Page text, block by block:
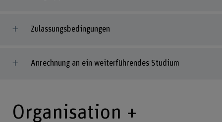
Zulassungsbedingungen
Anrechnung an ein weiterführendes Studium
Organisation +